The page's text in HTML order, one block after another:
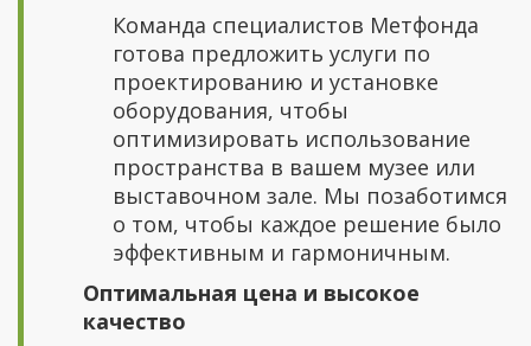
Команда специалистов Метфонда
готова предложить услуги по
проектированию и установке
оборудования, чтобы
оптимизировать использование
пространства в вашем музее или
выставочном зале. Мы позаботимся
о том, чтобы каждое решение было
эффективным и гармоничным.
Оптимальная цена и высокое
качество